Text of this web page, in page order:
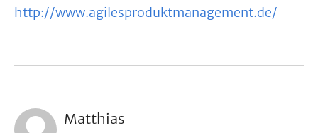
http://www.agilesproduktmanagement.de/
Matthias